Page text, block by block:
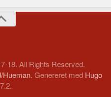
18. All Rights Reserved.
Hueman. Genereret med Hugo